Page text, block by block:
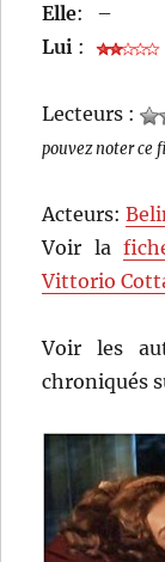
Elle:
–
Lui :
Lecteurs :
pouvez noter ce
Acteurs:
Voir la
Vittorio
Voir les
chroniqués